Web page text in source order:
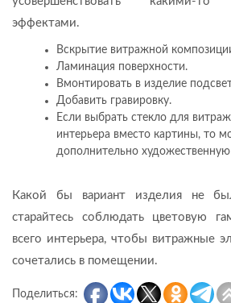
эффектами.
Вскрытие витражной
Ламинация поверхности.
Вмонтировать в изделие
Добавить гравировку.
Если выбрать стекло для
интерьера вместо картины, то
дополнительно
Какой бы вариант изделия не
старайтесь соблюдать цветовую
всего интерьера, чтобы витражные
сочетались в помещении.
Поделиться: